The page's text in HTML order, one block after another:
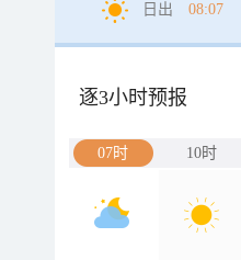
日出 08:07
逐3小时预报
07时 10时